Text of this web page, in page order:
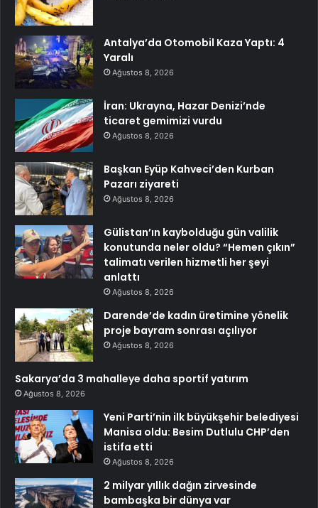
Antalya’da Otomobil Kaza Yaptı: 4
Yaralı
Ağustos 8, 2026
İran: Ukrayna, Hazar Denizi’nde
ticaret gemimizi vurdu
Ağustos 8, 2026
Başkan Eyüp Kahveci’den Kurban
Pazarı ziyareti
Ağustos 8, 2026
Gülistan’ın kaybolduğu gün valilik
konutunda neler oldu? “Hemen çıkın”
talimatı verilen hizmetli her şeyi
anlattı
Ağustos 8, 2026
Darende’de kadın üretimine yönelik
proje bayram sonrası açılıyor
Ağustos 8, 2026
Sakarya’da 3 mahalleye daha sportif yatırım
Ağustos 8, 2026
Yeni Parti’nin ilk büyükşehir belediyesi
Manisa oldu: Besim Dutlulu CHP’den
istifa etti
Ağustos 8, 2026
2 milyar yıllık dağın zirvesinde
bambaşka bir dünya var